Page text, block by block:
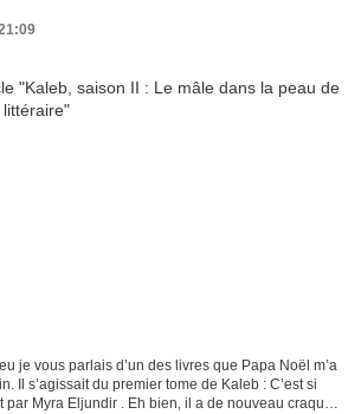
je vous parlais d’un des livres que Papa Noël m’a
Il s’agissait du premier tome de Kaleb : C’est si
par Myra Eljundir . Eh bien, il a de nouveau craqué